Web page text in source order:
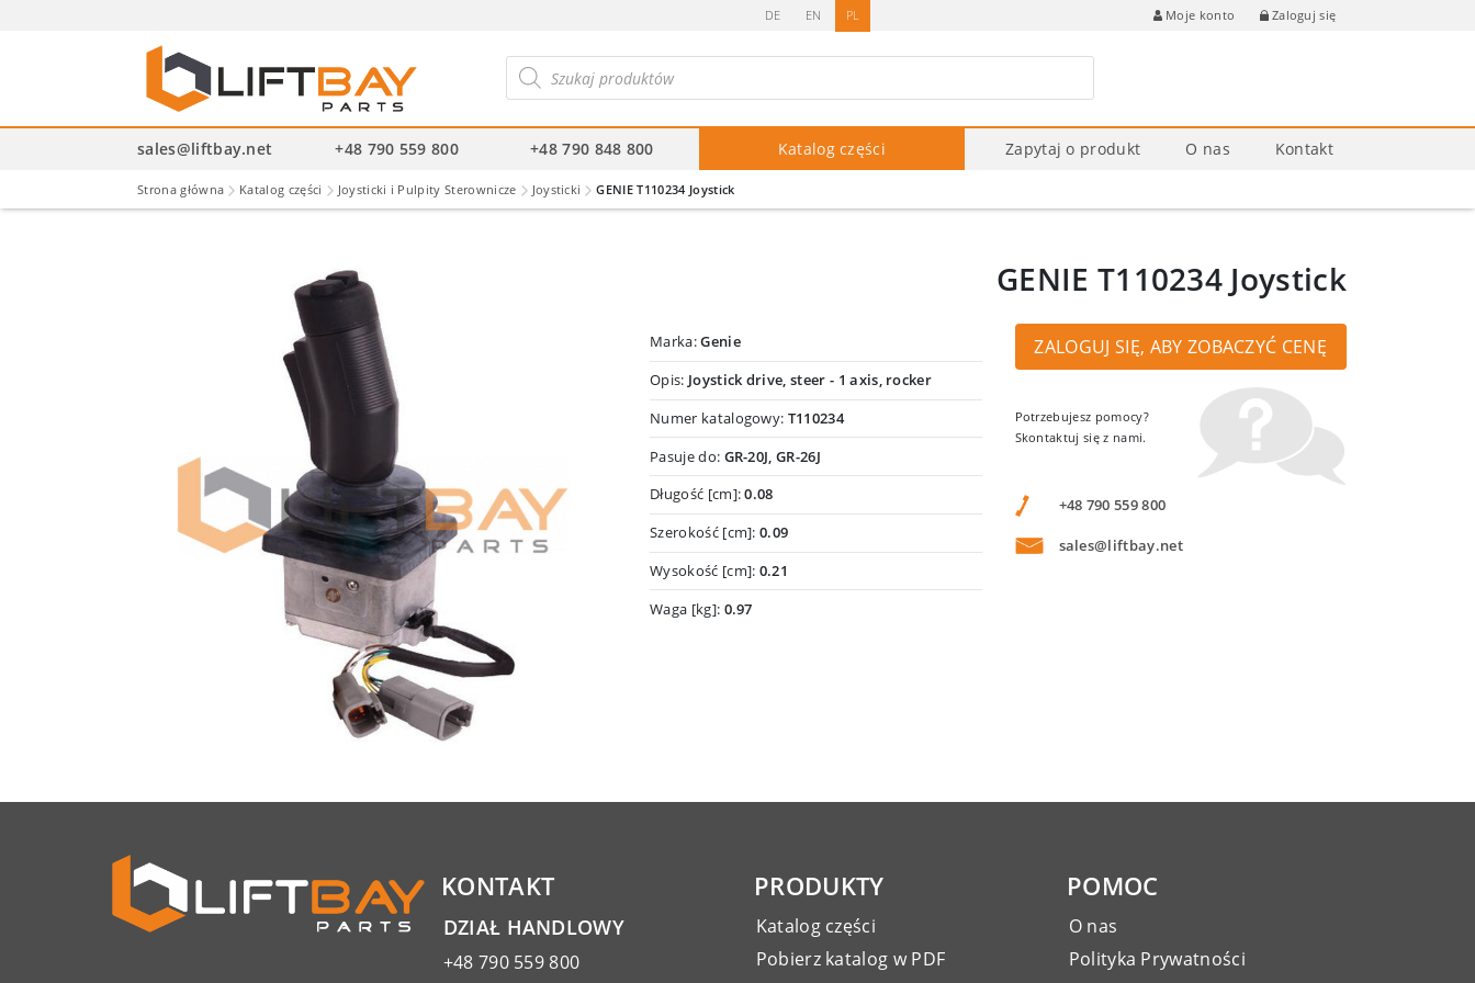
DE EN PL Moje konto Zaloguj się
produktów
sales@liftbay.net +48 790 559 800 +48 790 848 800 Katalog części Zapytaj o produkt O nas Kontakt
Strona główna Katalog części Joysticki i Pulpity Sterownicze Joysticki GENIE T110234 Joystick
GENIE T110234 Joystick
Marka:Genie
Opis: Joystick drive, steer - 1 axis, rocker
Numer katalogowy: T110234
Pasuje do: GR-20J, GR-26J
Długość [cm]:0.08
Szerokość [cm]:0.09
Wysokość [cm]: 0.21
Waga [kg]: 0.97
ZALOGUJ SIĘ, ABY ZOBACZYĆ CENĘ
Potrzebujesz pomocy?
Skontaktuj się z nami.
+48 790 559 800
sales@liftbay.net
KONTAKT
DZIAŁ HANDLOWY
+48 790 559 800
PRODUKTY
Katalog części
Pobierz katalog w PDF
POMOC
O nas
Polityka Prywatności